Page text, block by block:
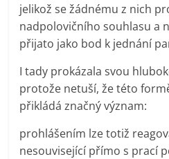
jelikož se žádnému z nich
nadpolovičního souhlasu a
přijato jako bod k jednání
I tady prokázala svou
protože netuší, že této
přikládá značný význam:
prohlášením lze totiž
nesouvisející přímo s prací